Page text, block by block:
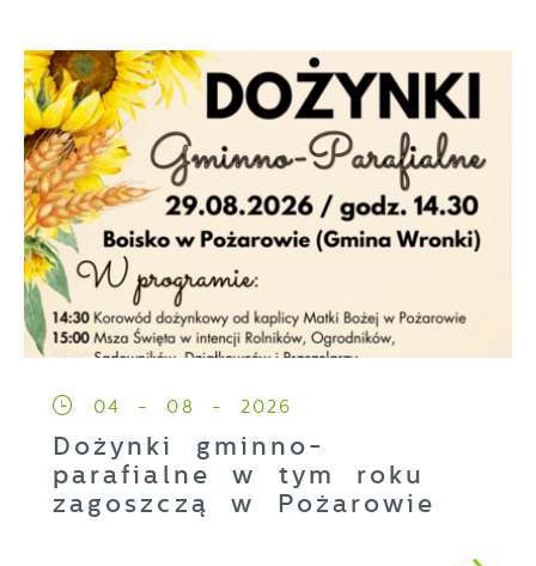
04 - 08 - 2026
Dożynki gminno-
parafialne w tym roku
zagoszczą w Pożarowie